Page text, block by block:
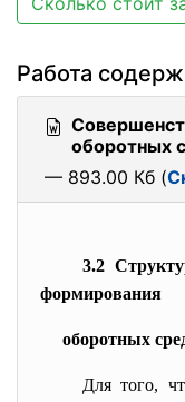
Работа
оборотных
— 893.00 Кб (
3.2
формирования
оборотных
Для того,